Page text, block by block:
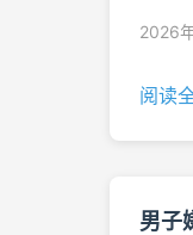
2026
阅读
男子